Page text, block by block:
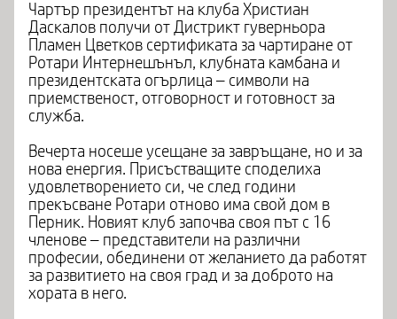
Чартър президентът на клуба Христиан
Даскалов получи от Дистрикт гуверньора
Пламен Цветков сертификата за чартиране от
Ротари Интернешънъл, клубната камбана и
президентската огърлица – символи на
приемственост, отговорност и готовност за
служба.
Вечерта носеше усещане за завръщане, но и за
нова енергия. Присъстващите споделиха
удовлетворението си, че след години
прекъсване Ротари отново има свой дом в
Перник. Новият клуб започва своя път с 16
членове – представители на различни
професии, обединени от желанието да работят
за развитието на своя град и за доброто на
хората в него.